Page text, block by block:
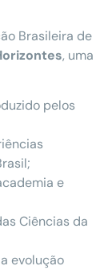
Brasileira de
, uma
pelos
e
Ciências da
evolução